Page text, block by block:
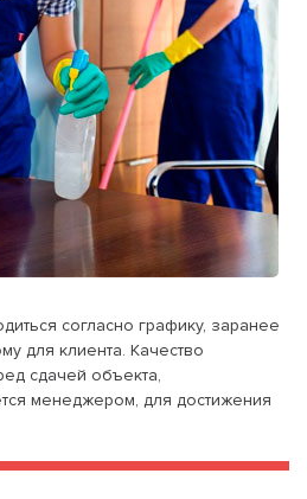
согласно графику, заранее
для клиента. Качество
сдачей объекта,
менеджером, для достижения